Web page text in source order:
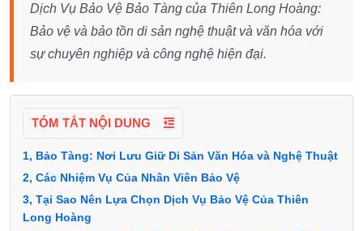
Dịch Vụ Bảo Vệ Bảo Tàng của Thiên Long Hoàng:
Bảo vệ và bảo tồn di sản nghệ thuật và văn hóa với
sự chuyên nghiệp và công nghệ hiện đại.
TÓM TẮT NỘI DUNG
1, Bảo Tàng: Nơi Lưu Giữ Di Sản Văn Hóa và Nghệ Thuật
2, Các Nhiệm Vụ Của Nhân Viên Bảo Vệ
3, Tại Sao Nên Lựa Chọn Dịch Vụ Bảo Vệ Của Thiên
Long Hoàng